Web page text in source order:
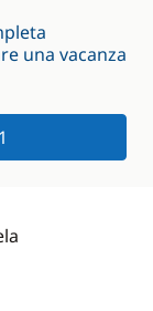
una vacanza